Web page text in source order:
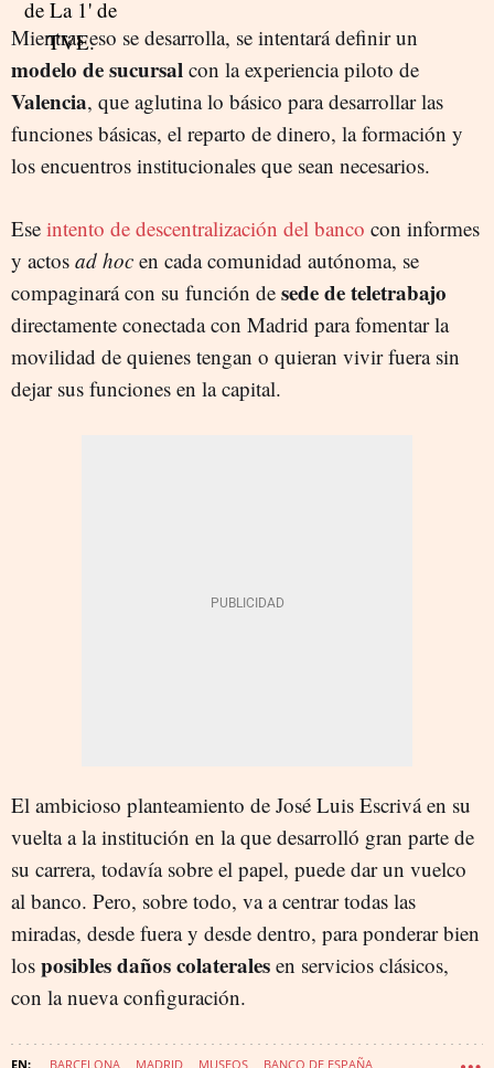
Mientras eso se desarrolla, se intentará definir un
modelo de sucursal con la experiencia piloto de
Valencia, que aglutina lo básico para desarrollar las
funciones básicas, el reparto de dinero, la formación y
los encuentros institucionales que sean necesarios.
Ese intento de descentralización del banco con informes
y actos ad hoc en cada comunidad autónoma, se
compaginará con su función de sede de teletrabajo
directamente conectada con Madrid para fomentar la
movilidad de quienes tengan o quieran vivir fuera sin
dejar sus funciones en la capital.
El ambicioso planteamiento de José Luis Escrivá en su
vuelta a la institución en la que desarrolló gran parte de
su carrera, todavía sobre el papel, puede dar un vuelco
al banco. Pero, sobre todo, va a centrar todas las
miradas, desde fuera y desde dentro, para ponderar bien
los posibles daños colaterales en servicios clásicos,
con la nueva configuración.
BARCELONA MADRID MUSEOS BANCO DE ESPAÑA